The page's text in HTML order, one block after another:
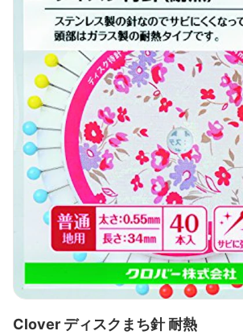
Clover ディスクまち針 耐熱